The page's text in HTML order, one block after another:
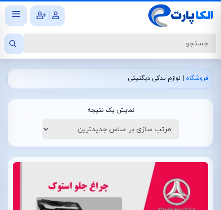
|
فروشگاه | لوازم یدکی دیگنیتی
نمایش یک نتیجه